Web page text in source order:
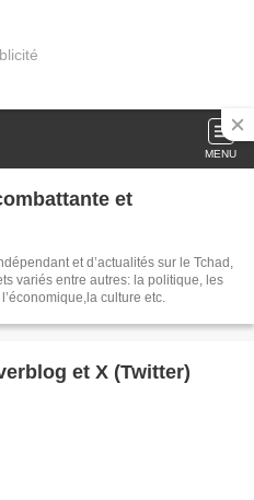
MENU
et
variés entre autres: la politique, les
les libertés, le social, l’économique,la culture etc.
Article publié depuis Overblog et X (Twitter)